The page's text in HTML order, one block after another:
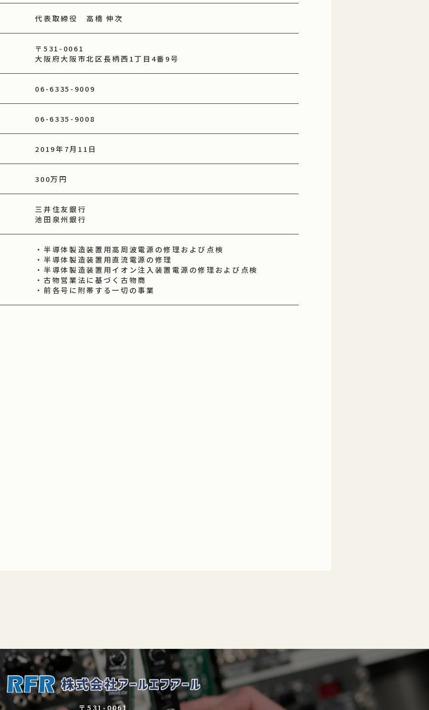
代表取締役 高橋 伸次
〒531-0061
大阪府大阪市北区長柄西1丁目4番9号
06-6335-9009
06-6335-9008
2019年7月11日
300万円
三井住友銀行
池田泉州銀行
・半導体製造装置用高周波電源の修理および点検
・半導体製造装置用直流電源の修理
・半導体製造装置用イオン注入装置電源の修理および点検
・古物営業法に基づく古物商
・前各号に附帯する一切の事業
〒531-0061